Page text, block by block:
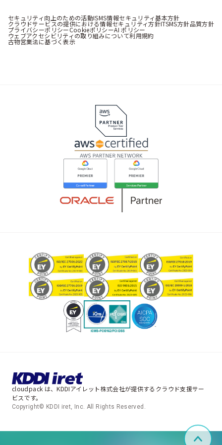
セキュリティ向上のための活動ISMS情報セキュリティ基本方針
クラウドサービスの提供における情報セキュリティ方針ITSMS方針品質方針
プライバシーポリシーCookieポリシーAI ポリシー
ウェブアクセシビリティの取り組みについて利用規約
古物営業法に基づく表示
cloudpack は、KDDIアイレット株式会社が提供するクラウド支援サー
ビスです。
Copyright© KDDI iret, Inc. All Rights Reserved.
ペ